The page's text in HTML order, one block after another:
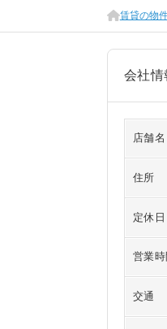
賃貸の物
会社情
店舗名
住所
定休日
営業時
交通